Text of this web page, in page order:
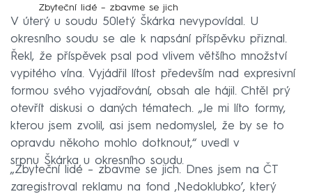
Zbyteční lidé – zbavme se jich
V úterý u soudu 50letý Škárka nevypovídal. U
okresního soudu se ale k napsání příspěvku přiznal.
Řekl, že příspěvek psal pod vlivem většího množství
vypitého vína. Vyjádřil lítost především nad expresivní
formou svého vyjadřování, obsah ale hájil. Chtěl prý
otevřít diskusi o daných tématech. „Je mi líto formy,
kterou jsem zvolil, asi jsem nedomyslel, že by se to
opravdu někoho mohlo dotknout,“ uvedl v
srpnu Škárka u okresního soudu.
„Zbyteční lidé – zbavme se jich. Dnes jsem na ČT
zaregistroval reklamu na fond ,Nedoklubko’, který